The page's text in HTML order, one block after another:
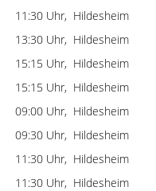
11:30 Uhr, Hildesheim
13:30 Uhr, Hildesheim
15:15 Uhr, Hildesheim
15:15 Uhr, Hildesheim
09:00 Uhr, Hildesheim
09:30 Uhr, Hildesheim
11:30 Uhr, Hildesheim
11:30 Uhr, Hildesheim